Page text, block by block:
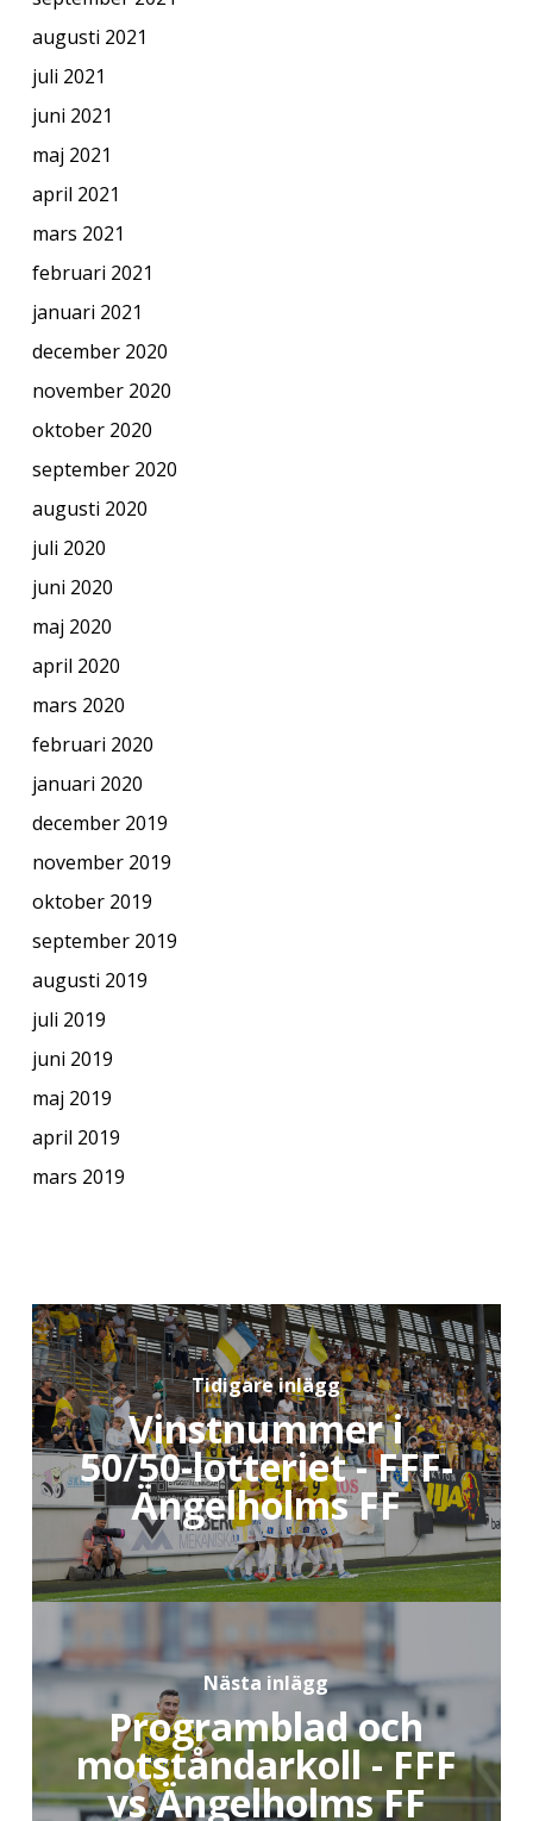
augusti 2021
juli 2021
juni 2021
maj 2021
april 2021
mars 2021
februari 2021
januari 2021
december 2020
november 2020
oktober 2020
september 2020
augusti 2020
juli 2020
juni 2020
maj 2020
april 2020
mars 2020
februari 2020
januari 2020
december 2019
november 2019
oktober 2019
september 2019
augusti 2019
juli 2019
juni 2019
maj 2019
april 2019
mars 2019
Tidigare inlägg
Vinstnummer i
50/50-lotteriet - FFF-
Ängelholms FF
Nästa inlägg
Programblad och
motståndarkoll - FFF
vs Ängelholms FF